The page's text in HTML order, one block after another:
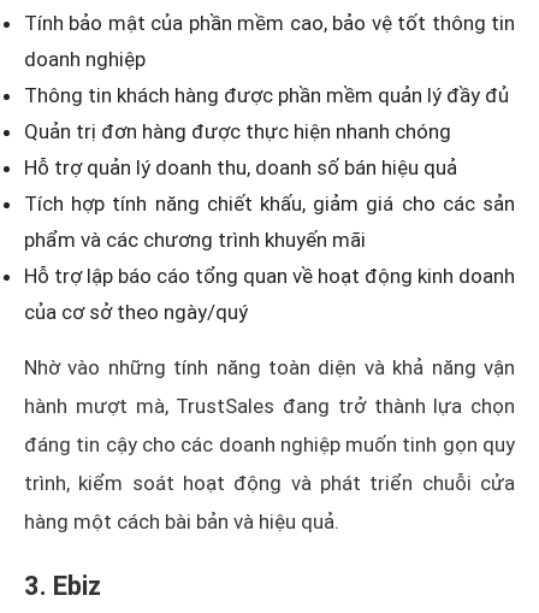
Tính bảo mật của phần mềm cao, bảo vệ tốt thông tin
doanh nghiệp
Thông tin khách hàng được phần mềm quản lý đầy đủ
Quản trị đơn hàng được thực hiện nhanh chóng
Hỗ trợ quản lý doanh thu, doanh số bán hiệu quả
Tích hợp tính năng chiết khấu, giảm giá cho các sản
phẩm và các chương trình khuyến mãi
Hỗ trợ lập báo cáo tổng quan về hoạt động kinh doanh
của cơ sở theo ngày/quý
Nhờ vào những tính năng toàn diện và khả năng vận
hành mượt mà, TrustSales đang trở thành lựa chọn
đáng tin cậy cho các doanh nghiệp muốn tinh gọn quy
trình, kiểm soát hoạt động và phát triển chuỗi cửa
hàng một cách bài bản và hiệu quả.
3. Ebiz